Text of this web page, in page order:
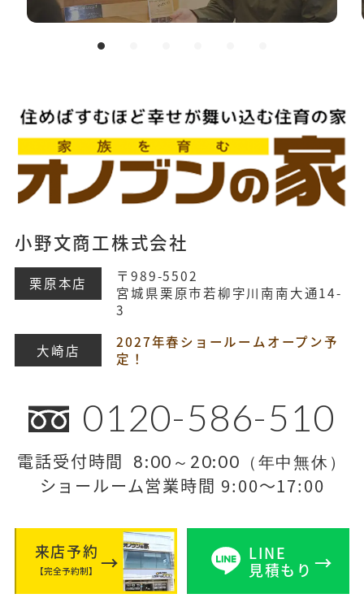
小野文商工株式会社
栗原本店
〒989-5502
宮城県栗原市若柳字川南南大通14-
3
大崎店
2027年春ショールームオープン予
定！
0120-586-510
電話受付時間 8:00～20:00（年中無休）
ショールーム営業時間 9:00～17:00
来店予約
【完全予約制】
LINE
見積もり